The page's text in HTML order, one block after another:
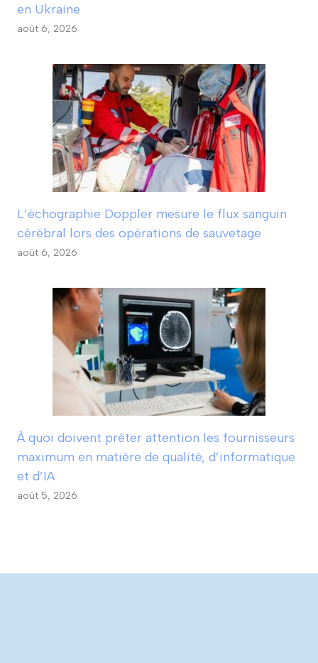
en Ukraine
août 6, 2026
L’échographie Doppler mesure le flux sanguin
cérébral lors des opérations de sauvetage
août 6, 2026
À quoi doivent prêter attention les fournisseurs
maximum en matière de qualité, d’informatique
et d’IA
août 5, 2026